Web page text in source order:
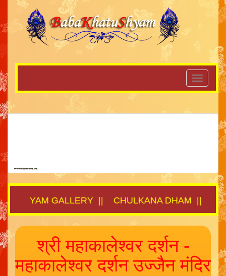
SHYAM GALLERY|| CHULKANA DHAM||
श्री महाकालेश्वर दर्शन -
महाकालेश्वर दर्शन उज्जैन मंदिर